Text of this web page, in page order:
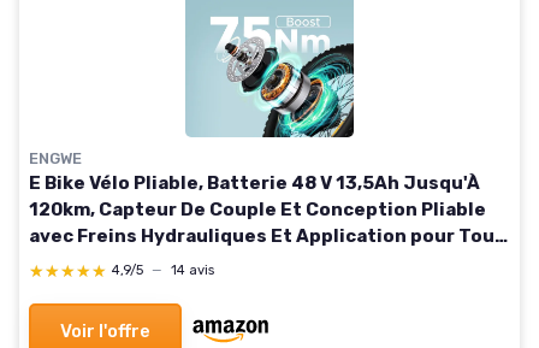
ENGWE
E Bike Vélo Pliable, Batterie 48 V 13,5Ah Jusqu'À
120km, Capteur De Couple Et Conception Pliable
avec Freins Hydrauliques Et Application pour Tous
Les Terrains, EP-2 3.0 Boost Noir
★★★★★
★★★★★ 4,9/5 — 14 avis
Voir l'offre